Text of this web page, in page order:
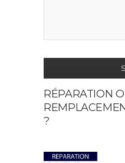
This
field
should
left
RÉPARATION
?